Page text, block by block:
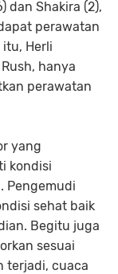
dan Shakira (2),
perawatan
Herli
hanya
perawatan
yang
kondisi
Pengemudi
sehat baik
Begitu juga
sesuai
terjadi, cuaca